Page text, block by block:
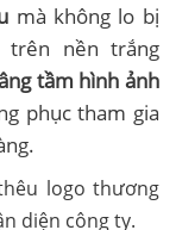
mà không lo bị
trên nền trắng
tầm hình ảnh
phục tham gia